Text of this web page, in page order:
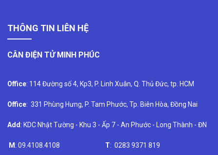
THÔNG TIN LIÊN HỆ
CÂN ĐIỆN TỬ MINH PHÚC
Office: 114 Đường số 4, Kp3, P. Linh Xuân, Q. Thủ Đức, tp. HCM
Office: 331 Phùng Hưng, P. Tam Phước, Tp. Biên Hòa, Đồng Nai
Add : KDC Nhật Tường - Khu 3 - Ấp 7 - An Phước - Long Thành - ĐN
M : 09.4108.4108 T: 0283 9371 819